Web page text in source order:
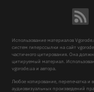
Использование материалов
систем гиперссылки на сайт
частичного цитирования. Она
цитируемый материал.
vgorode.ua и автора.
Любое копирование, перепечатка и
аудиовизуальных произведений